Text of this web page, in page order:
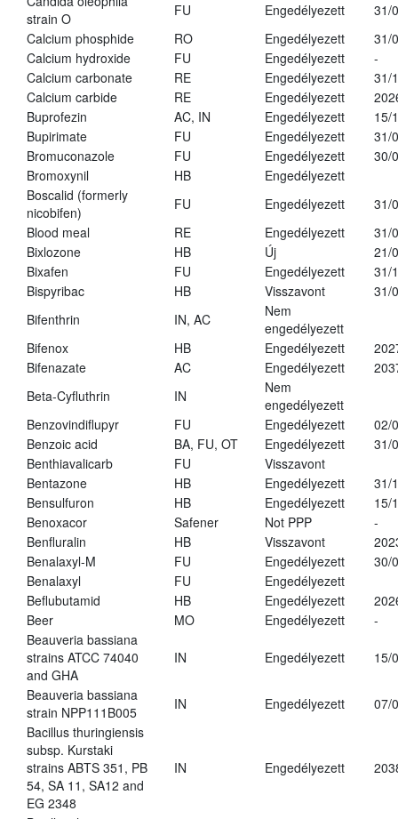
strain O
FU Engedélyezett
31/
Calcium phosphide
RO Engedélyezett
31/
Calcium hydroxide
FU Engedélyezett
-
Calcium carbonate
RE Engedélyezett
31/
Calcium carbide
RE Engedélyezett
Buprofezin
AC, IN Engedélyezett
15/
Bupirimate
FU Engedélyezett
31/
Bromuconazole
FU Engedélyezett
30/
Bromoxynil
HB
Engedélyezett
Boscalid (formerly
nicobifen)
FU Engedélyezett
31/
Blood meal
RE Engedélyezett
31/
Bixlozone
HB Új
21/
Bixafen
FU Engedélyezett
31/
Bispyribac
HB Visszavont
31/
Bifenthrin
IN, AC
Nem
engedélyezett
Bifenox
HB Engedélyezett
Bifenazate
AC Engedélyezett
Beta-Cyfluthrin
IN
Nem
engedélyezett
Benzovindiflupyr
FU Engedélyezett
02/
Benzoic acid
BA, FU, OT Engedélyezett
31/
Benthiavalicarb
FU
Visszavont
Bentazone
HB Engedélyezett
31/
Bensulfuron
HB Engedélyezett
15/
Benoxacor
Safener Not PPP
-
Benfluralin
HB Visszavont
Benalaxyl-M
FU Engedélyezett
30/
Benalaxyl
FU
Engedélyezett
Beflubutamid
HB Engedélyezett
Beer
MO Engedélyezett
-
Beauveria bassiana
strains ATCC 74040
and GHA
IN Engedélyezett 15/
Beauveria bassiana
strain NPP111B005
IN Engedélyezett
07/
Bacillus thuringiensis
subsp. Kurstaki
strains ABTS 351, PB
54, SA 11, SA12 and
EG 2348
IN Engedélyezett